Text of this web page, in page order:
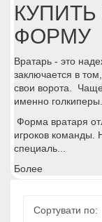
ФОРМУ
Вратарь - это
заключается в
свои ворота. Чаще
именно
Форма вратаря
игроков команды.
специаль...
Более